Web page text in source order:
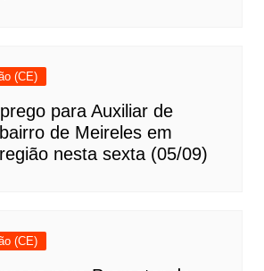
(CE)
para Auxiliar de
de Meireles em
nesta sexta (05/09)
(CE)